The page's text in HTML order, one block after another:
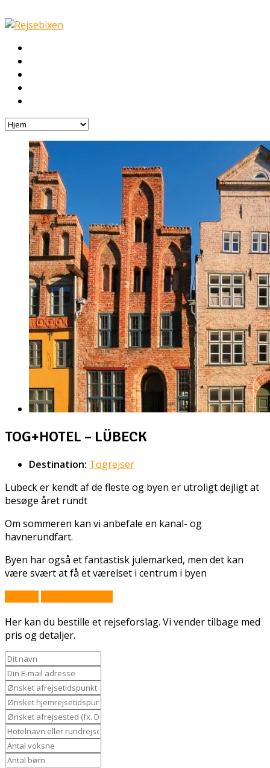
TOG+HOTEL – LÜBECK
Destination: Togrejser
Lübeck er kendt af de fleste og byen er utroligt dejligt at
besøge året rundt
Om sommeren kan vi anbefale en kanal- og
havnerundfart.
Byen har også et fantastisk julemarked, men det kan
være svært at få et værelset i centrum i byen
Her kan du bestille et rejseforslag. Vi vender tilbage med
pris og detaljer.